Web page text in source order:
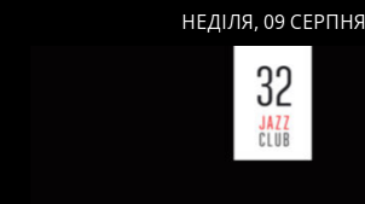
НЕДІЛЯ, 09 СЕРПНЯ